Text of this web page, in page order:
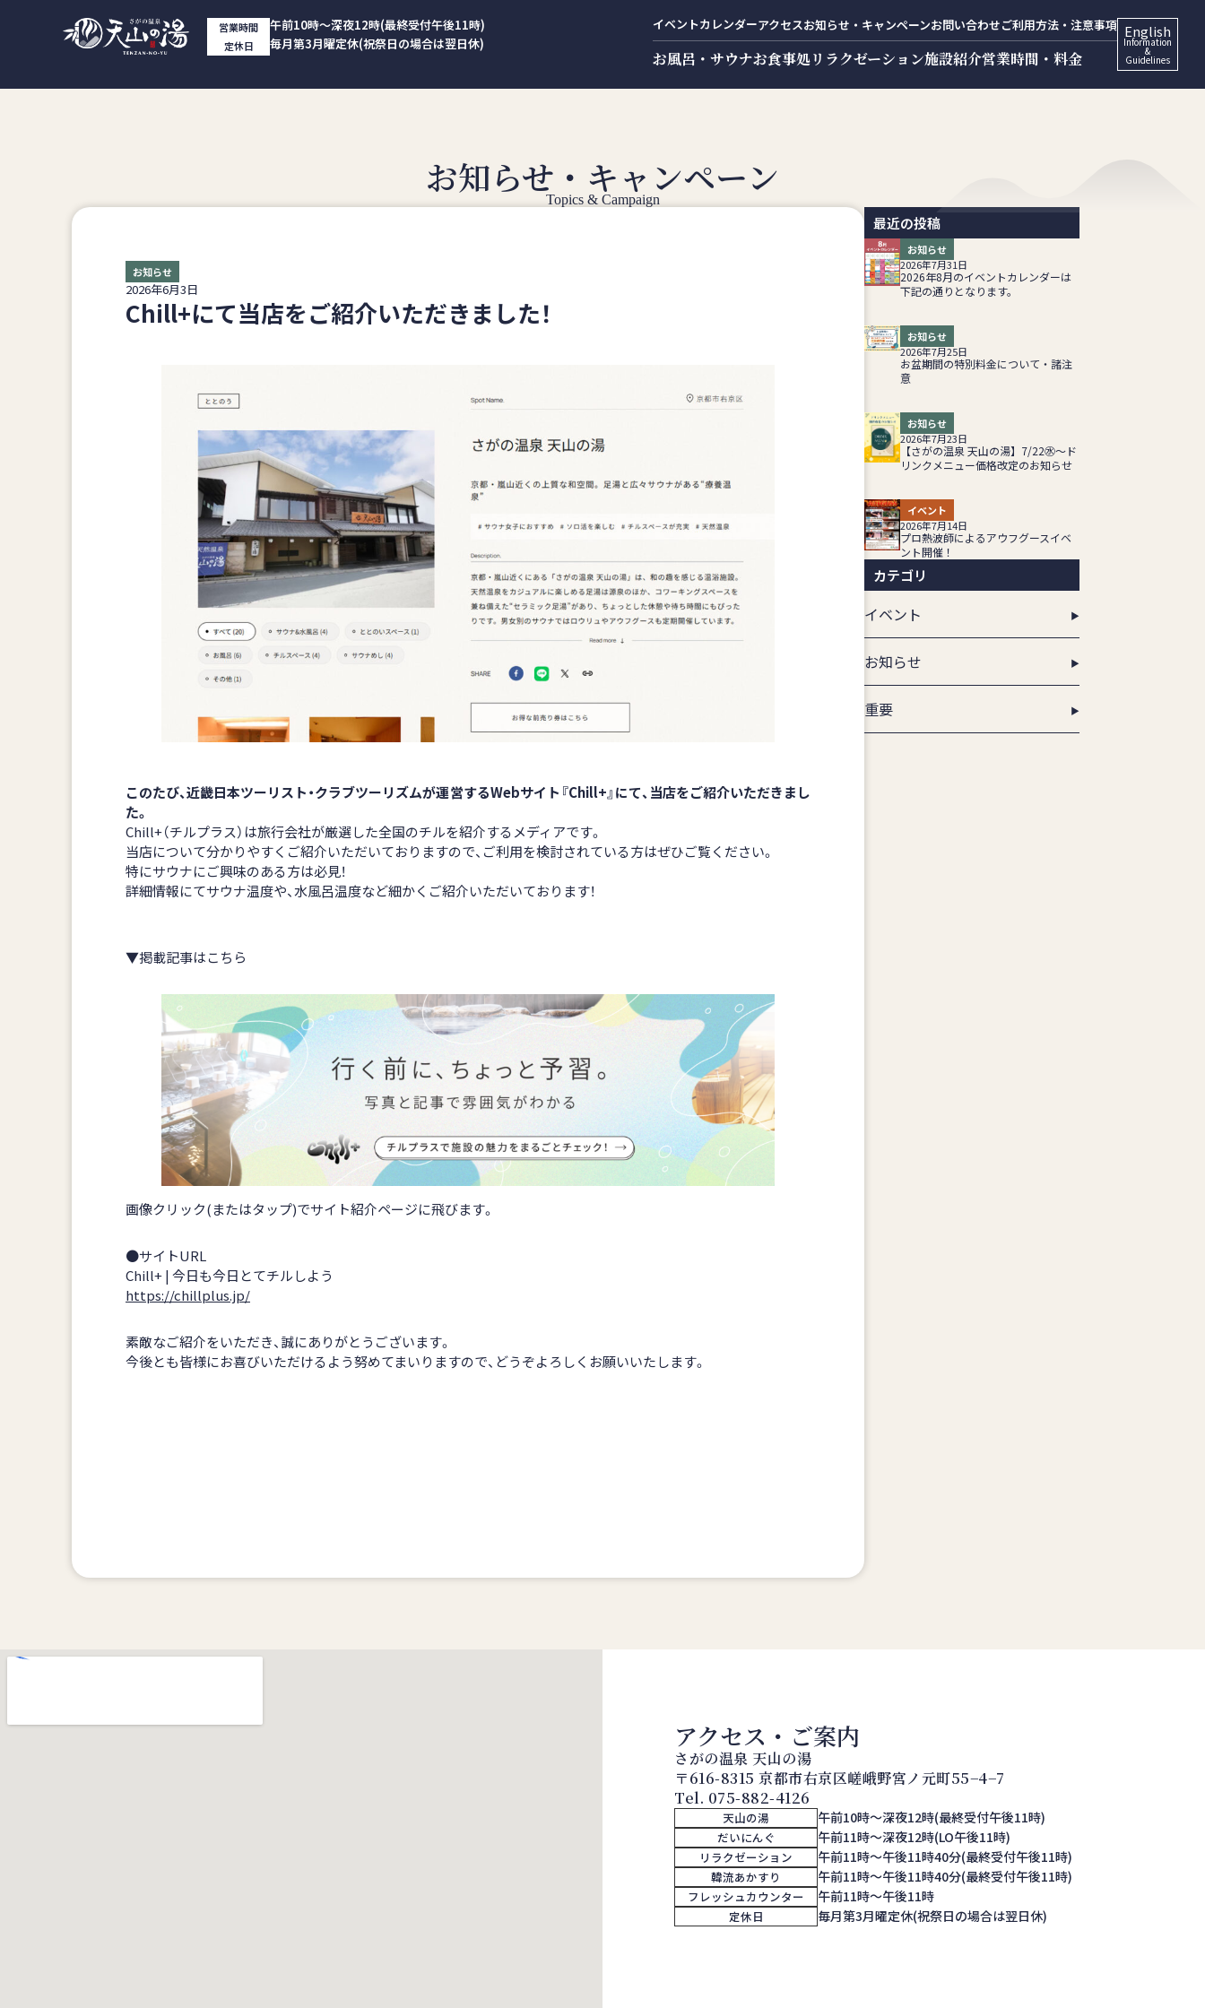
営業時間 午前10時～深夜12時(最終受付午後11時)
定休日 毎月第3月曜定休(祝祭日の場合は翌日休)
イベントカレンダーアクセスお知らせ・キャンペーンお問い合わせご利用方法・注意事項
お風呂・サウナお食事処リラクゼーション施設紹介営業時間・料金
English
Information
&
Guidelines
お知らせ・キャンペーン
Topics & Campaign
お知らせ
2026年6月3日
Chill+にて当店をご紹介いただきました！
このたび、近畿日本ツーリスト・クラブツーリズムが運営するWebサイト『Chill+』にて、当店をご紹介いただきまし
た。
Chill+（チルプラス）は旅行会社が厳選した全国のチルを紹介するメディアです。
当店について分かりやすくご紹介いただいておりますので、ご利用を検討されている方はぜひご覧ください。
特にサウナにご興味のある方は必見！
詳細情報にてサウナ温度や、水風呂温度など細かくご紹介いただいております！
▼掲載記事はこちら
画像クリック(またはタップ)でサイト紹介ページに飛びます。
●サイトURL
Chill+ | 今日も今日とてチルしよう
https://chillplus.jp/
素敵なご紹介をいただき、誠にありがとうございます。
今後とも皆様にお喜びいただけるよう努めてまいりますので、どうぞよろしくお願いいたします。
最近の投稿
お知らせ
2026年7月31日
2026年8月のイベントカレンダーは
下記の通りとなります。
お知らせ
2026年7月25日
お盆期間の特別料金について・諸注
意
お知らせ
2026年7月23日
【さがの温泉 天山の湯】7/22㊌～ド
リンクメニュー価格改定のお知らせ
イベント
2026年7月14日
プロ熱波師によるアウフグースイベ
ント開催！
カテゴリ
イベント
お知らせ
重要
アクセス・ご案内
さがの温泉 天山の湯
〒616-8315 京都市右京区嵯峨野宮ノ元町55−4−7
Tel. 075-882-4126
天山の湯 午前10時～深夜12時(最終受付午後11時)
だいにんぐ 午前11時～深夜12時(LO午後11時)
リラクゼーション 午前11時～午後11時40分(最終受付午後11時)
韓流あかすり 午前11時～午後11時40分(最終受付午後11時)
フレッシュカウンター 午前11時～午後11時
定休日 毎月第3月曜定休(祝祭日の場合は翌日休)